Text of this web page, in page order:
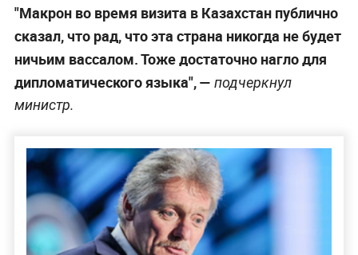
"Макрон во время визита в Казахстан публично
сказал, что рад, что эта страна никогда не будет
ничьим вассалом. Тоже достаточно нагло для
дипломатического языка", — подчеркнул
министр.